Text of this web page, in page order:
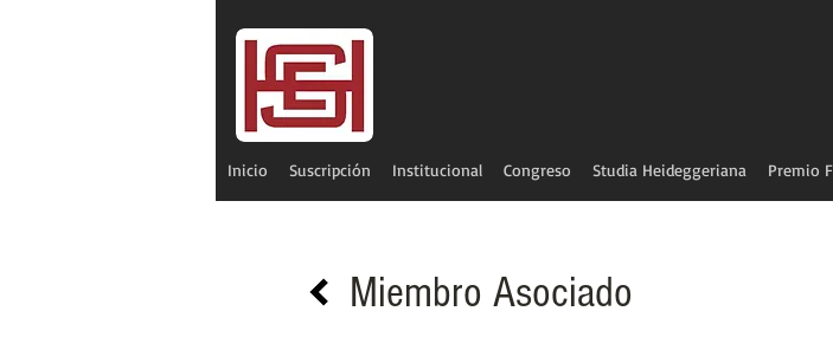
Inicio Suscripción Institucional Congreso Studia Heideggeriana Premio
Miembro Asociado